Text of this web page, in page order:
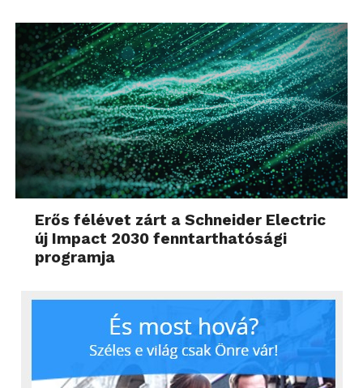
Erős félévet zárt a Schneider Electric
új Impact 2030 fenntarthatósági
programja